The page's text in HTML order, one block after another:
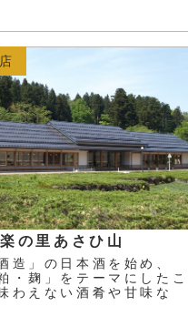
の里あさひ山
造」の日本酒を始め、
・麹」をテーマにしたこ
わえない酒肴や甘味な